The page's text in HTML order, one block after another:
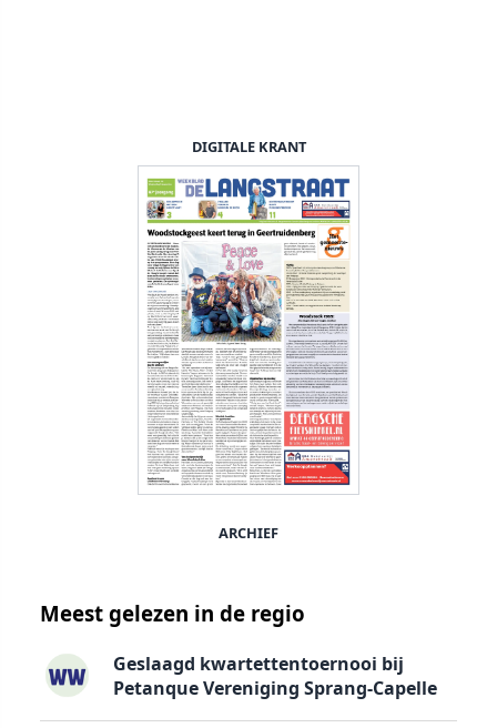
DIGITALE KRANT
ARCHIEF
Meest gelezen in de regio
Geslaagd kwartettentoernooi bij
Petanque Vereniging Sprang-Capelle